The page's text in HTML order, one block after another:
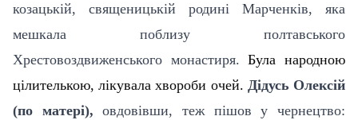
козацькій, священицькій родині Марченків, яка
мешкала поблизу полтавського
Хрестовоздвиженського монастиря.Була народною
цілителькою, лікувала хвороби очей. Дідусь Олексій
(по матері), овдовівши, теж пішов у чернецтво: